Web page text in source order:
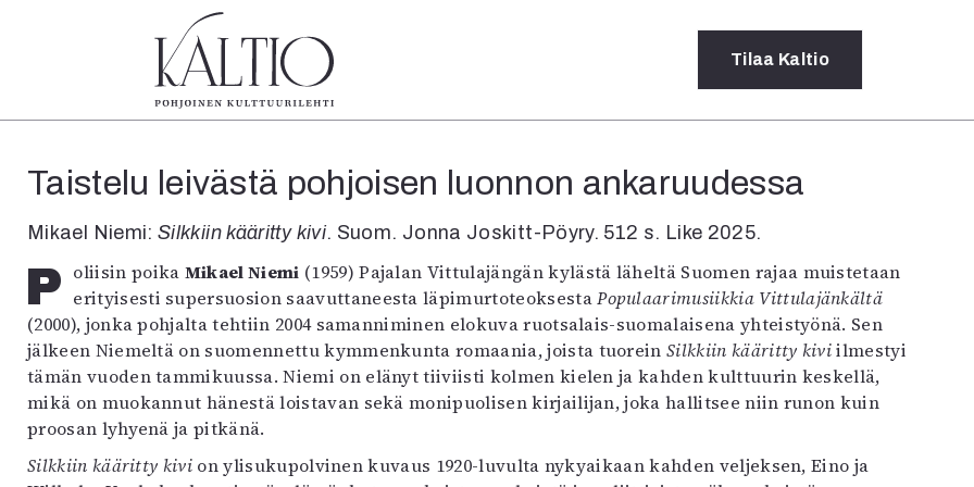
Tanssi
Tanssi
Sarjakuva
Sámegillii
Oulu2026
Näyttelyt
Levyt
4/2026
1/2026
6/2025
5/2025 saame
5/2025
Lehtiarkisto
Tilaus ja
Yhteistyössä
Toimitus
Mediatiedot
Kaltio ry
Tilaa Kaltio
Taistelu leivästä pohjoisen luonnon ankaruudessa
Mikael Niemi:Silkkiin kääritty kivi. Suom. Jonna Joskitt-Pöyry. 512 s. Like 2025.
Poliisin poika Mikael Niemi (1959) Pajalan Vittulajängän kylästä läheltä Suomen rajaa muistetaan
erityisesti supersuosion saavuttaneesta läpimurtoteoksestaPopulaarimusiikkia Vittulajänkältä
(2000), jonka pohjalta tehtiin 2004 samanniminen elokuva ruotsalais-suomalaisena yhteistyönä. Sen
jälkeen Niemeltä on suomennettu kymmenkunta romaania, joista tuoreinSilkkiin kääritty kiviilmestyi
tämän vuoden tammikuussa. Niemi on elänyt tiiviisti kolmen kielen ja kahden kulttuurin keskellä,
mikä on muokannut hänestä loistavan sekä monipuolisen kirjailijan, joka hallitsee niin runon kuin
proosan lyhyenä ja pitkänä.
Silkkiin kääritty kivi on ylisukupolvinen kuvaus 1920-luvulta nykyaikaan kahden veljeksen, Eino ja